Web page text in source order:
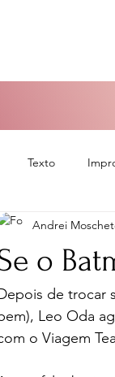
Texto
artigo
o
Andrei
de trocar
Leo Oda
o Viagem